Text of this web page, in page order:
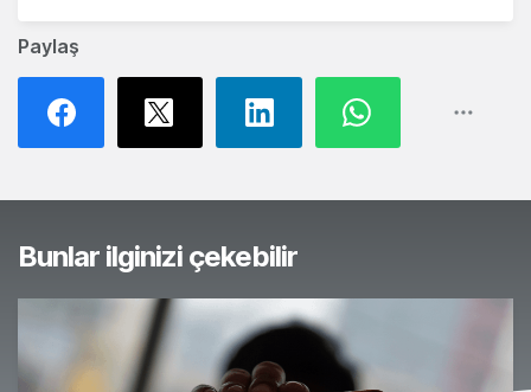
Paylaş
Bunlar ilginizi çekebilir